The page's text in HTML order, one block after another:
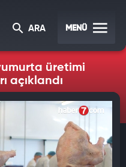
ARA MENÜ
üretimi
açıklandı